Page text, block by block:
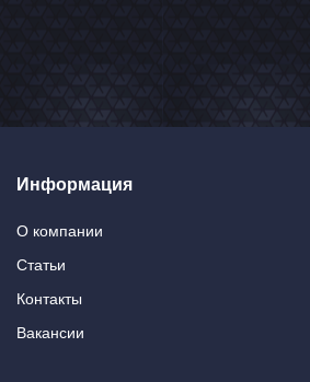
Информация
О компании
Статьи
Контакты
Вакансии